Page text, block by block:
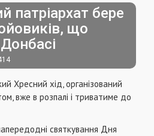
патріархат бере
що
Хресний хід, організований
вже в розпалі і триватиме до
святкування Дня